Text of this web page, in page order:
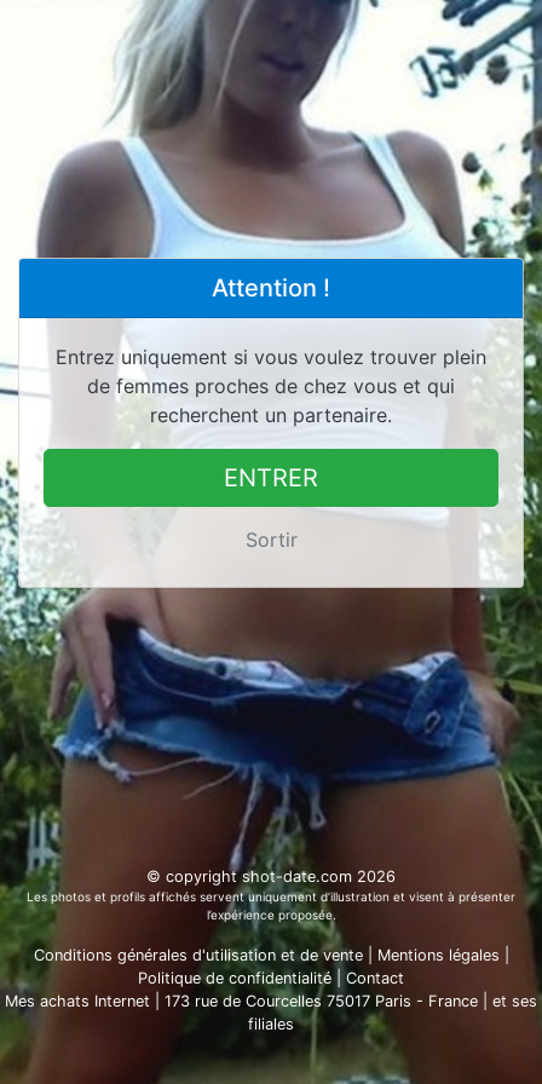
Attention !
Entrez uniquement si vous voulez trouver plein
de femmes proches de chez vous et qui
recherchent un partenaire.
ENTRER
Sortir
© copyright shot-date.com 2026
Les photos et profils affichés servent uniquement d’illustration et visent à présenter
l’expérience proposée.
Conditions générales d'utilisation et de vente| Mentions légales
Politique de confidentialité
Contact
Mes achats Internet | 173 rue de Courcelles 75017 Paris - France
et ses
filiales